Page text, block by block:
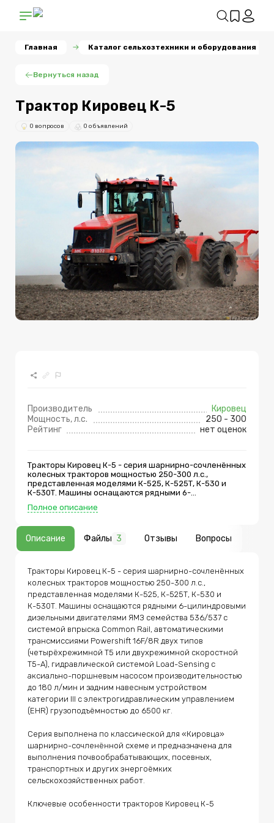
Главная Каталог сельхозтехники и оборудования
Вернуться назад
Трактор Кировец К-5
0 вопросов 0 объявлений
Производитель
Кировец
Мощность, л.с.
250 - 300
Рейтинг
нет оценок
Тракторы Кировец К-5 - серия шарнирно-сочленённых
колесных тракторов мощностью 250-300 л.с.,
представленная моделями К-525, К-525Т, К-530 и
К-530Т. Машины оснащаются рядными 6-
семейства 536/537 с системой впрыска Common Rail,
двух типов (четырёхрежимной Т5 или двухрежимной
скоростной Т5-А), гидравлической системой Load-
Sensing с аксиально-поршневым насосом
навесным устройством категории III с
электрогидравлическим управлением (EHR)
грузоподъёмностью до 6500 кг. Серия выполнена по
классической для «Кировца» шарнирно-сочленённой
схеме и предназначена для выполнения
почвообрабатывающих, посевных, транспортных и
других энергоёмких сельскохозяйственных работ.
Ключевые особенности тракторов Кировец К-5 •
Двигатель. Рядные 6-цилиндровые дизельные
двигатели ЯМЗ с турбонаддувом, промежуточным
охлаждением воздуха и системой впрыска Common
Rail. К-525 / К-525Т - двигатель ЯМЗ-53645 мощностью
250 л.с., максимальный крутящий момент около 1100
Нм. К-530 / К-530Т - двигатель ЯМЗ-53715 мощностью
300 л.с., максимальный крутящий момент около 1250
Нм. Экологический уровень - Stage IIIA. Топливный бак
– 660 л (2х330) • Трансмиссия. Автоматическая
переключением под нагрузкой внутри диапазона.
Доступны два варианта: Т5 - четырехрежимная
трансмиссия с максимальной скоростью до 36 км/ч;
Т5-А - двухрежимная скоростная трансмиссия с
максимальной транспортной скоростью до 50 км/ч. •
Рама и ходовая часть. Конструкция выполнена по
шарнирно-сочленённой схеме с центральным
мост установлен на рессорной подвеске, задний
Полное описание
Описание Файлы 3 Отзывы Вопросы
Тракторы Кировец К-5 - серия шарнирно-сочленённых
колесных тракторов мощностью 250-300 л.с.,
представленная моделями К-525, К-525Т, К-530 и
К-530Т. Машины оснащаются рядными 6-цилиндровыми
дизельными двигателями ЯМЗ семейства 536/537 с
системой впрыска Common Rail, автоматическими
трансмиссиями Powershift 16F/8R двух типов
(четырёхрежимной Т5 или двухрежимной скоростной
Т5-А), гидравлической системой Load-Sensing с
аксиально-поршневым насосом производительностью
до 180 л/мин и задним навесным устройством
категории III с электрогидравлическим управлением
(EHR) грузоподъёмностью до 6500 кг.
Серия выполнена по классической для «Кировца»
шарнирно-сочленённой схеме и предназначена для
выполнения почвообрабатывающих, посевных,
транспортных и других энергоёмких
сельскохозяйственных работ.
Ключевые особенности тракторов Кировец К-5